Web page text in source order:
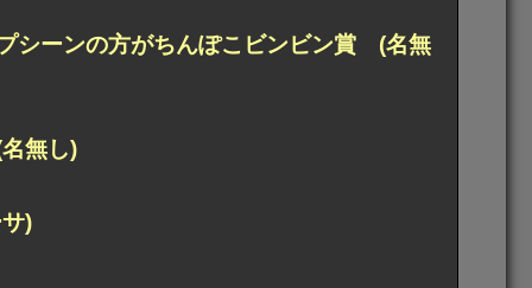
シーンの方がちんぽこビンビン賞 (名無
無し)
)